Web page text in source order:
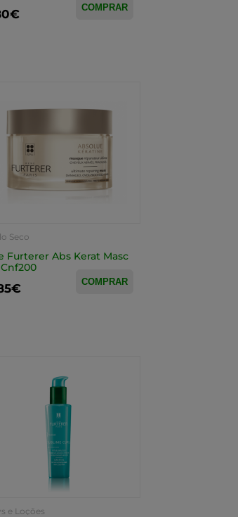
COMPRAR
Seco
Furterer Abs Kerat Masc
COMPRAR
e Loções